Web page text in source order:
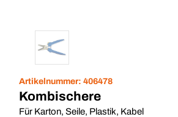
Artikelnummer: 406478
Kombischere
Für Karton, Seile, Plastik, Kabel